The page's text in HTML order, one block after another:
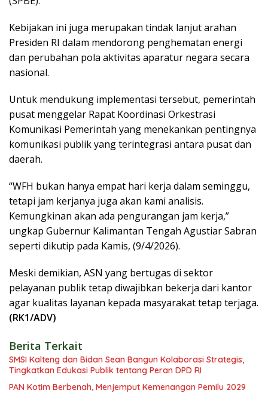
Kebijakan ini juga merupakan tindak lanjut arahan
Presiden RI dalam mendorong penghematan energi
dan perubahan pola aktivitas aparatur negara secara
nasional.
Untuk mendukung implementasi tersebut, pemerintah
pusat menggelar Rapat Koordinasi Orkestrasi
Komunikasi Pemerintah yang menekankan pentingnya
komunikasi publik yang terintegrasi antara pusat dan
daerah.
“WFH bukan hanya empat hari kerja dalam seminggu,
tetapi jam kerjanya juga akan kami analisis.
Kemungkinan akan ada pengurangan jam kerja,”
ungkap Gubernur Kalimantan Tengah Agustiar Sabran
seperti dikutip pada Kamis, (9/4/2026).
Meski demikian, ASN yang bertugas di sektor
pelayanan publik tetap diwajibkan bekerja dari kantor
agar kualitas layanan kepada masyarakat tetap terjaga.
(RK1/ADV)
Berita Terkait
SMSI Kalteng dan Bidan Sean Bangun Kolaborasi Strategis,
Tingkatkan Edukasi Publik tentang Peran DPD RI
PAN Kotim Berbenah, Menjemput Kemenangan Pemilu 2029